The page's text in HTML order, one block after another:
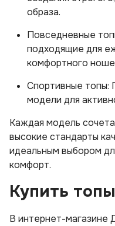
образа.
Повседневные
подходящие для
комфортного
Спортивные топы:
модели для
Каждая модель
высокие стандарты
идеальным выбором
комфорт.
Купить
В интернет-